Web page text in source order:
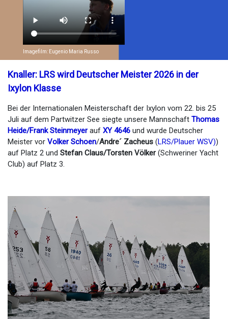
Imagefilm: Eugenio Maria Russo
Knaller: LRS wird Deutscher Meister 2026 in der
Ixylon Klasse
Bei der Internationalen Meisterschaft der Ixylon vom 22. bis 25
Juli auf dem Partwitzer See siegte unsere Mannschaft Thomas
Heide/Frank Steinmeyerauf XY 4646 und wurde Deutscher
Meister vor Volker Schoen/Andre´ Zacheus (LRS/Plauer WSV))
auf Platz 2 und Stefan Claus/Torsten Völker(Schweriner Yacht
Club) auf Platz 3.